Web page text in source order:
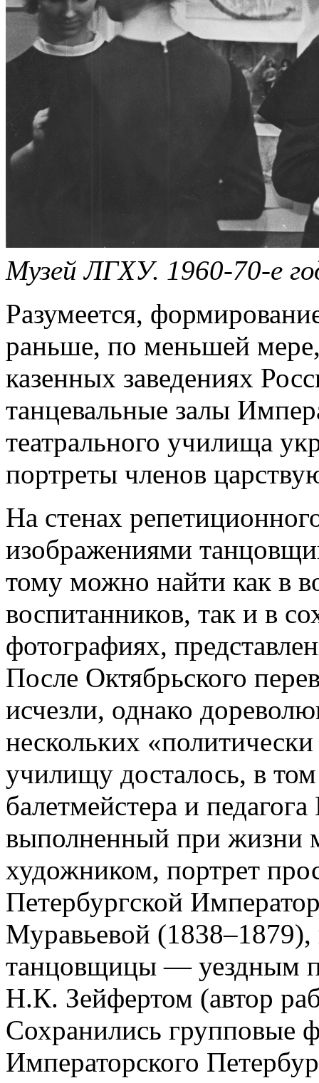
Музей ЛГХУ. 1960-70-е
Разумеется,
раньше, по меньшей
казенных заведениях
танцевальные залы
театрального училища
портреты членов
На стенах
изображениями
тому можно найти как в
воспитанников, так и в
фотографиях,
После Октябрьского
исчезли, однако
нескольких
училищу досталось, в
балетмейстера и
выполненный при жизни
художником, портрет
Петербургской
Муравьевой
танцовщицы — уездным
Н.К. Зейфертом (автор
Сохранились групповые
Императорского